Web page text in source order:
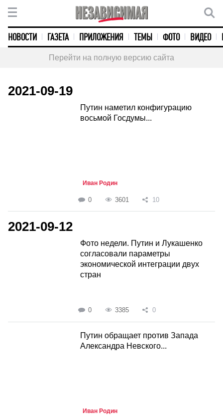
НОВОСТИ ГАЗЕТА ПРИЛОЖЕНИЯ ТЕМЫ ФОТО ВИДЕО
Перейти на полную версию сайта
2021-09-19
Путин наметил конфигурацию
восьмой Госдумы...
Иван Родин
0 3601 10
2021-09-12
Фото недели. Путин и Лукашенко
согласовали параметры
экономической интеграции двух
стран
0 3385 0
Путин обращает против Запада
Александра Невского...
Иван Родин